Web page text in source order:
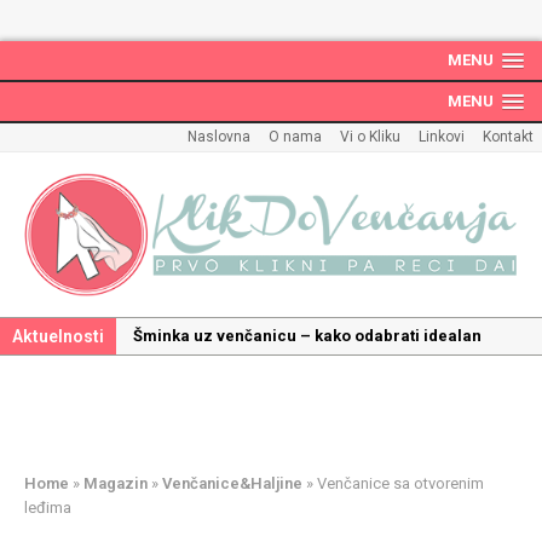
MENU
MENU
Naslovna O nama Vi o Kliku Linkovi Kontakt
Aktuelnosti
Kako odabrati savršenu frizuru za venčanje uz
Home » Magazin » Venčanice&Haljine » Venčanice sa otvorenim
leđima